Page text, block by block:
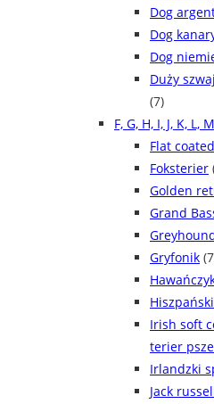
Dog
Dog
Dog
Duży
(7)
F, G, H, I, J, K, L,
Flat
Foksterier
Golden
Grand
Gryfonik
Irish soft
terier
Irlandzki
Jack